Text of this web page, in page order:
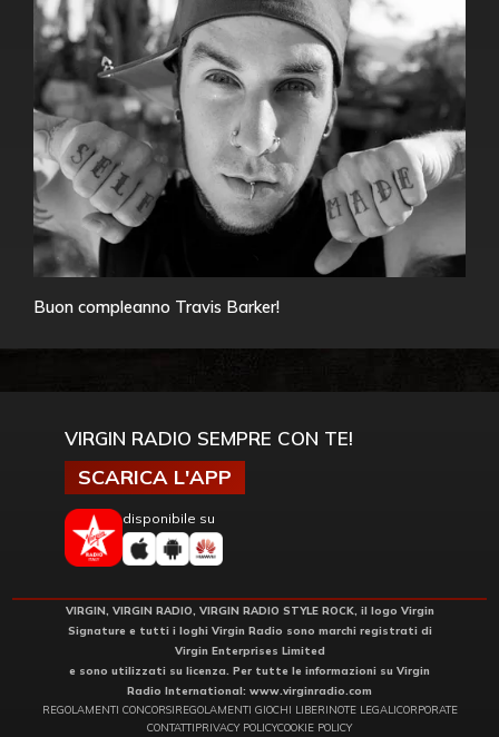
Buon compleanno Travis Barker!
VIRGIN RADIO SEMPRE CON TE!
SCARICA L'APP
disponibile su
VIRGIN, VIRGIN RADIO, VIRGIN RADIO STYLE ROCK, il logo Virgin
Signature e tutti i loghi Virgin Radio sono marchi registrati di
Virgin Enterprises Limited
e sono utilizzati su licenza. Per tutte le informazioni su Virgin
Radio International: www.virginradio.com
REGOLAMENTI CONCORSIREGOLAMENTI GIOCHI LIBERINOTE LEGALICORPORATE
CONTATTIPRIVACY POLICYCOOKIE POLICY